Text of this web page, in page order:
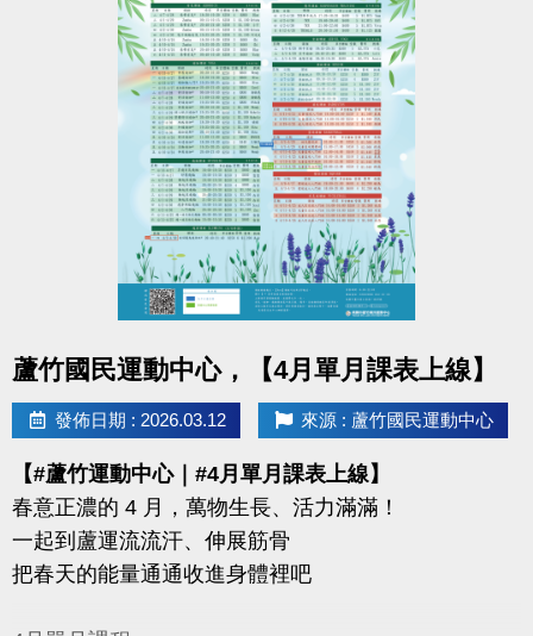
且開班成功，無中途退費之學員
04/11-04/30 不分新舊生
APP報名享95折優惠
04/30 前 本期臨櫃報名
《 有 加碼優惠 喔 》
同一人報名三門以上 → 88折優惠
同一人報名兩門以上 → 9折優惠
連絡資訊
-洽詢專線：03-2639066 #115、116
https://www.lzsports.com.tw/zh_TW/news/pageID/1/
-FB : 桃園市蘆竹國民運動中心
-IG : @luzhusports
蘆竹國民運動中心，【4月單月課表上線】
發佈日期 : 2026.03.12 來源 : 蘆竹國民運動中心
【#蘆竹運動中心｜#4月單月課表上線】
春意正濃的 4 月，萬物生長、活力滿滿！
一起到蘆運流流汗、伸展筋骨
把春天的能量通通收進身體裡吧